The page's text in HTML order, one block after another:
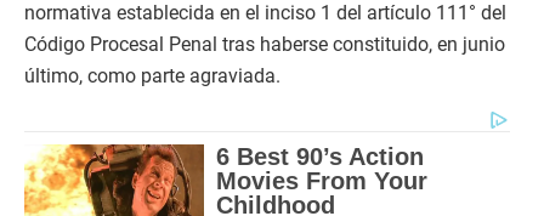
normativa establecida en el inciso 1 del artículo 111° del
Código Procesal Penal tras haberse constituido, en junio
último, como parte agraviada.